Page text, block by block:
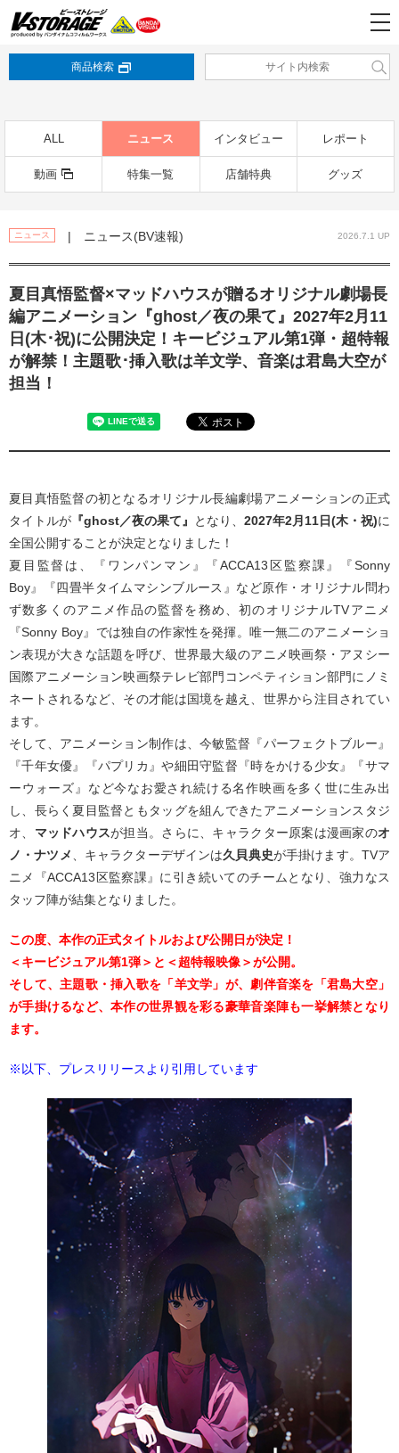
商品検索
ALL ニュース インタビュー レポート
動画 特集一覧 店舗特典 グッズ
ニュース | ニュース(BV速報) 2026.7.1 UP
夏目真悟監督×マッドハウスが贈るオリジナル劇場長
編アニメーション『ghost／夜の果て』2027年2月11
日(木･祝)に公開決定！キービジュアル第1弾・超特報
が解禁！主題歌･挿入歌は羊文学、音楽は君島大空が
担当！
夏目真悟監督の初となるオリジナル長編劇場アニメーションの正式
タイトルが 『ghost／夜の果て』 となり、 2027年2月11日(木・祝)に
全国公開することが決定となりました！
夏目監督は、『ワンパンマン』『ACCA13区監察課』『Sonny
Boy』『四畳半タイムマシンブルース』など原作・オリジナル問わ
ず数多くのアニメ作品の監督を務め、初のオリジナルTVアニメ
『Sonny Boy』では独自の作家性を発揮。唯一無二のアニメーショ
ン表現が大きな話題を呼び、世界最大級のアニメ映画祭・アヌシー
国際アニメーション映画祭テレビ部門コンペティション部門にノミ
ネートされるなど、その才能は国境を越え、世界から注目されてい
ます。
そして、アニメーション制作は、今敏監督『パーフェクトブルー』
『千年女優』『パプリカ』や細田守監督『時をかける少女』『サマ
ーウォーズ』など今なお愛され続ける名作映画を多く世に生み出
し、長らく夏目監督ともタッグを組んできたアニメーションスタジ
オ、 マッドハウスが担当。さらに、キャラクター原案は漫画家のオ
ノ・ナツメ
、キャラクターデザインは久貝典史が手掛けます。TVア
ニメ『ACCA13区監察課』に引き続いてのチームとなり、強力なス
タッフ陣が結集となりました。
この度、本作の正式タイトルおよび公開日が決定！
＜キービジュアル第1弾＞と＜超特報映像＞が公開。
そして、主題歌・挿入歌を「羊文学」が、劇伴音楽を「君島大空」
が手掛けるなど、本作の世界観を彩る豪華音楽陣も一挙解禁となり
ます。
※以下、プレスリリースより引用しています